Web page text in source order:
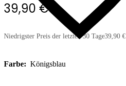
39,90 €
Niedrigster Preis der letzten 30 Tage39,90 €
Farbe: Königsblau